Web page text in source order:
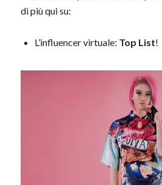
di più qui su:
L’influencer virtuale: Top List!